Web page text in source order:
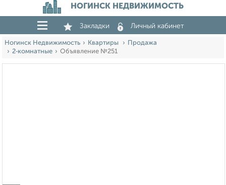
НОГИНСК НЕДВИЖИМОСТЬ
Закладки Личный кабинет
Ногинск Недвижимость Квартиры
Продажа
2‑комнатные
Объявление №251